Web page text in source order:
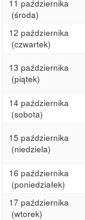
11 października
(środa)
12 października
(czwartek)
13 października
(piątek)
14 października
(sobota)
15 października
(niedziela)
16 października
(poniedziałek)
17 października
(wtorek)